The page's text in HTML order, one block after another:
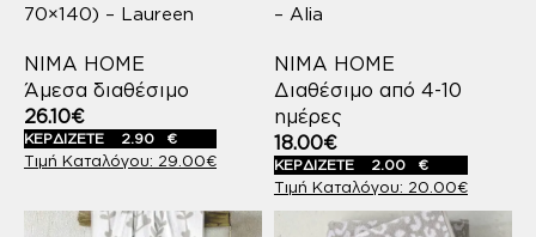
70×140) – Laureen
NIMA HOME
Άμεσα διαθέσιμο
29.00€
26.10€
ΚΕΡΔΙΖΕΤΕ 2.90 €
– Alia
NIMA HOME
Διαθέσιμο από 4-10
ημέρες
20.00€
18.00€
ΚΕΡΔΙΖΕΤΕ 2.00 €